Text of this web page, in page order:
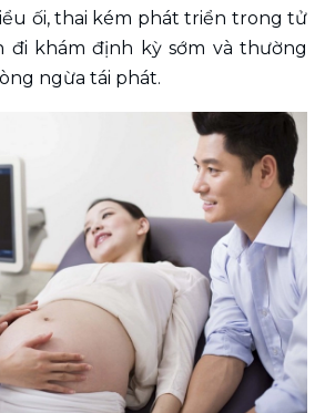
ối, thai kém phát triển trong tử
khám định kỳ sớm và thường
ngừa tái phát.